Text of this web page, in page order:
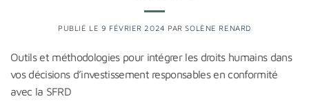
PUBLIÉ LE 9 FÉVRIER 2024 PAR SOLÈNE RENARD
Outils et méthodologies pour intégrer les droits humains dans
vos décisions d’investissement responsables en conformité
avec la SFRD